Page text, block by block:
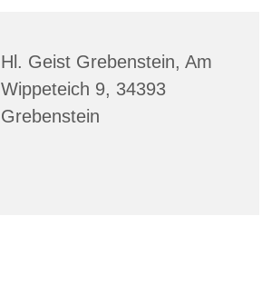
Hl. Geist Grebenstein, Am
Wippeteich 9, 34393
Grebenstein